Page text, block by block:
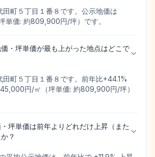
田町５丁目１番８です。公示地価は
単価: 約809,900円/坪）です。
・坪単価が最も上がった地点はどこで
田町５丁目１番８です。前年比+44.1%
円/㎡（坪単価: 約809,900円/坪）
坪単価は前年よりどれだけ上昇（また
？